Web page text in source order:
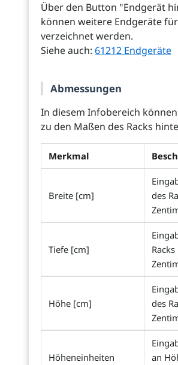
Über den Button "Endgerät
können weitere Endgeräte
verzeichnet werden.
Siehe auch: 61212 Endgeräte
Abmessungen
In diesem Infobereich
zu den Maßen des Racks
Merkmal
Breite [cm]
des
Tiefe [cm]
Racks
Höhe [cm]
des
Höheneinheiten
an